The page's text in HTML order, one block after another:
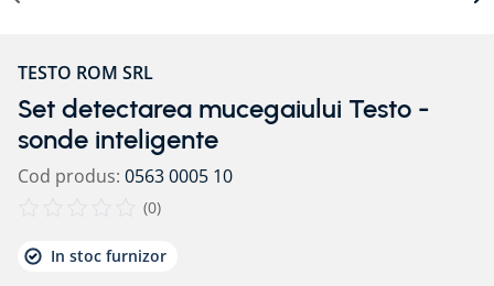
5.
bariera vapori
strapungeri
placa blaugelb
9.
triotherm
TESTO ROM SRL
Set detectarea mucegaiului Testo -
sonde inteligente
Cod produs: 0563 0005 10
(0)
In stoc furnizor